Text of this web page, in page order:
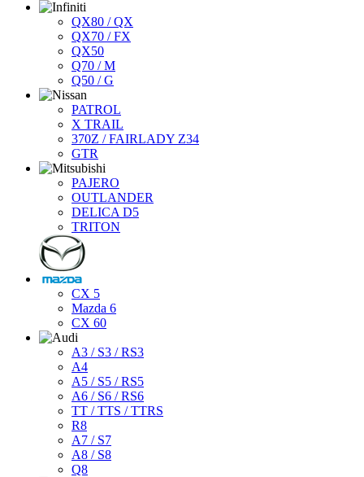
QX80 / QX
QX70 / FX
QX50
Q70 / M
Q50 / G
PATROL
X TRAIL
370Z / FAIRLADY Z34
GTR
PAJERO
OUTLANDER
DELICA D5
TRITON
CX 5
Mazda 6
CX 60
A3 / S3 / RS3
A4
A5 / S5 / RS5
A6 / S6 / RS6
TT / TTS / TTRS
R8
A7 / S7
A8 / S8
Q8